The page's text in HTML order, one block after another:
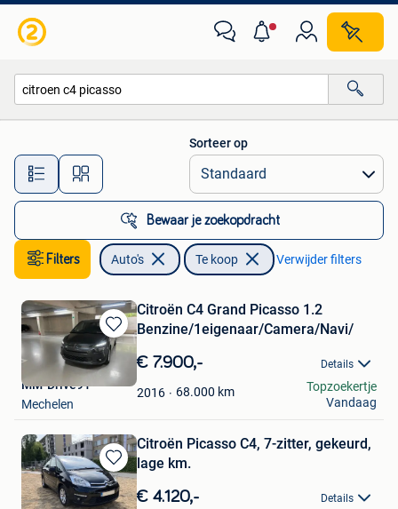
Alle afstanden…
Sorteer op
Bewaar je zoekopdracht
Filters Auto's Te koop Verwijder filters
Bewaren
in
Mijn
Favorieten
Citroën C4 Grand Picasso 1.2
Benzine/1eigenaar/Camera/Navi/
€ 7.900,- Details
2016 68.000 km
MM-Drive91
Mechelen
Topzoekertje
Vandaag
Bewaren
in
Mijn
Citroën Picasso C4, 7-zitter, gekeurd,
lage km.
€ 4.120,- Details